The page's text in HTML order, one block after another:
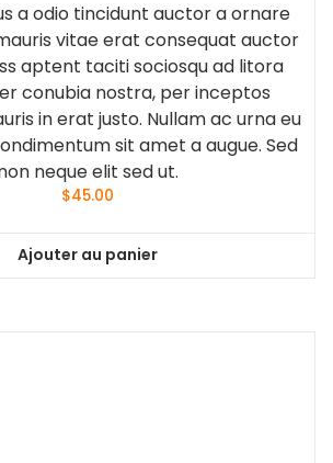
a odio tincidunt auctor a ornare
vitae erat consequat auctor
aptent taciti sociosqu ad litora
conubia nostra, per inceptos
in erat justo. Nullam ac urna eu
sit amet a augue. Sed
neque elit sed ut.
$45.00
Ajouter au panier